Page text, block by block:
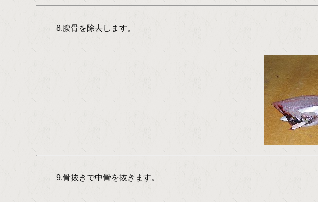
8.腹骨を除去します。
9.骨抜きで中骨を抜きます。